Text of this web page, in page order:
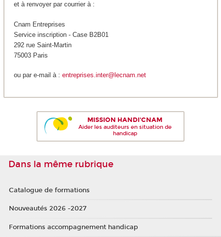
et à renvoyer par courrier à :
Cnam Entreprises
Service inscription - Case B2B01
292 rue Saint-Martin
75003 Paris
ou par e-mail à : entreprises.inter@lecnam.net
MISSION HANDI'CNAM
Aider les auditeurs en situation de
handicap
Dans la même rubrique
Catalogue de formations
Nouveautés 2026 -2027
Formations accompagnement handicap